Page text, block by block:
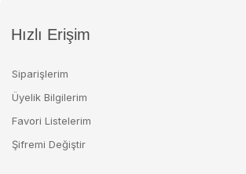
Hızlı Erişim
Siparişlerim
Üyelik Bilgilerim
Favori Listelerim
Şifremi Değiştir